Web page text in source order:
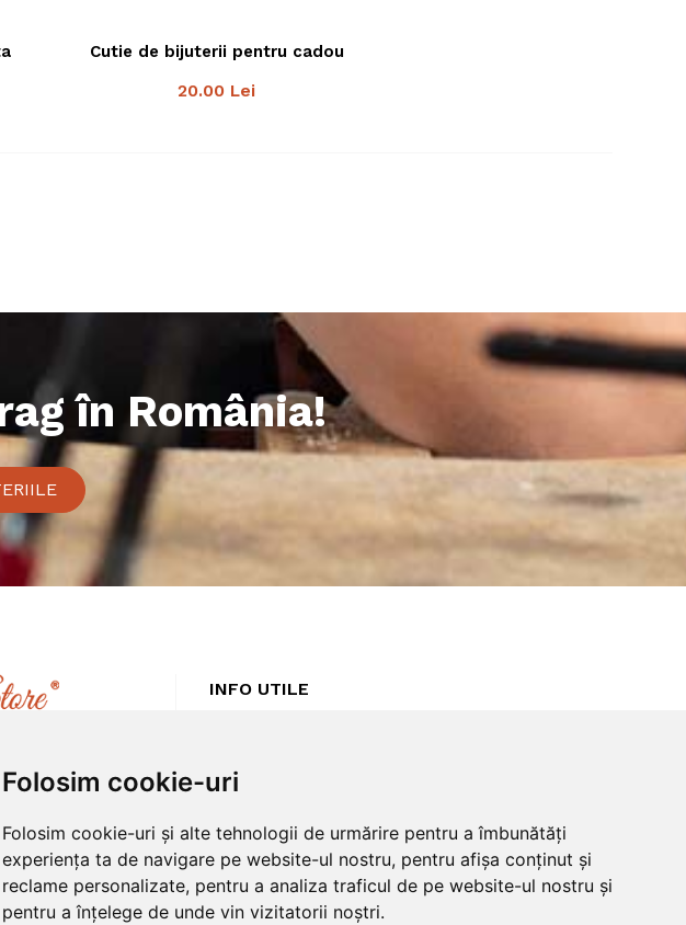
Folosim cookie-uri
Folosim cookie-uri și alte tehnologii de urmărire pentru a îmbunătăți
experiența ta de navigare pe website-ul nostru, pentru afișa conținut și
reclame personalizate, pentru a analiza traficul de pe website-ul nostru și
pentru a înțelege de unde vin vizitatorii noștri.
Cutie de bijuterii pentru cadou
20.00 Lei
în România!
INFO UTILE
Blog
Returnare produse
Guestbook
Livrare
Termeni si conditii